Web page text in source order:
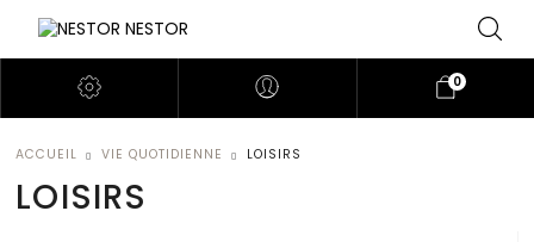
0
ACCUEIL VIE QUOTIDIENNE LOISIRS
LOISIRS